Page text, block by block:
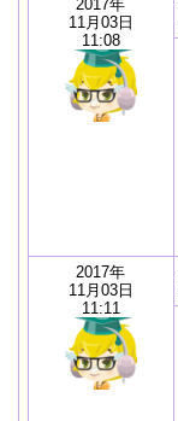
2017年
11月03日
11:08
2017年
11月03日
11:11